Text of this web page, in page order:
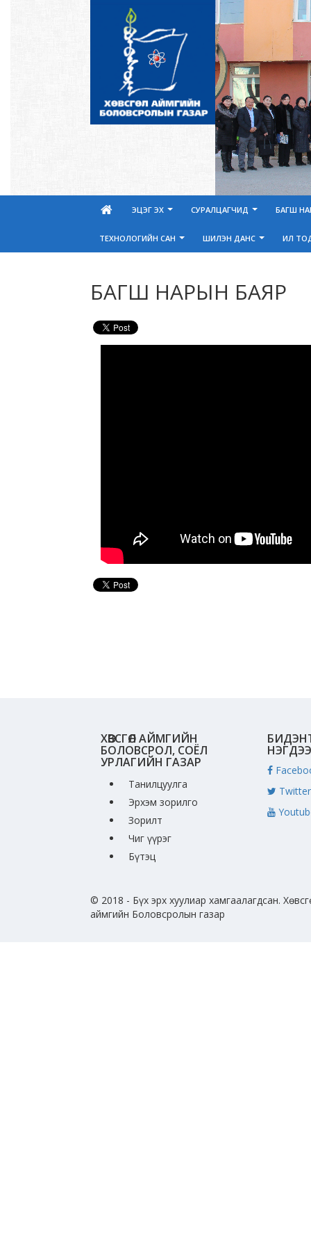
ЭЦЭГ ЭХ СУРАЛЦАГЧИД БАГШ
ТЕХНОЛОГИЙН САН ШИЛЭН ДАНС ИЛ
БАГШ НАРЫН БАЯР
ХӨВСГӨЛ АЙМГИЙН
БОЛОВСРОЛ, СОЁЛ
УРЛАГИЙН ГАЗАР
Танилцуулга
Эрхэм зорилго
Зорилт
Чиг үүрэг
Бүтэц
Twitter
© 2018 - Бүх эрх хуулиар хамгаалагдсан.
аймгийн Боловсролын газар